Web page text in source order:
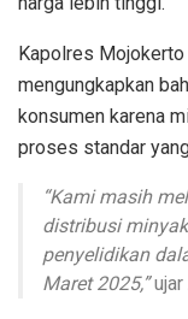
Kapolres Mojokerto
mengungkapkan
konsumen karena
proses standar
“Kami masih
distribusi
penyelidikan
Maret 2025,”ujar